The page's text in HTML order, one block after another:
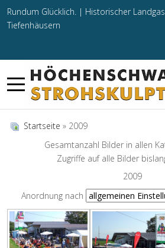
Rundum Glücklich. | Historischer
Tiefenhäusern
Startseite » 2009
Gesamtanzahl Bilder in allen
Zugriffe auf alle Bilder
2009
Anordnung nach